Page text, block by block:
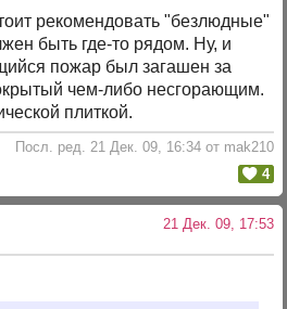
рекомендовать "безлюдные"
быть где-то рядом. Ну, и
пожар был загашен за
чем-либо несгорающим.
плиткой.
Посл. ред. 21 Дек. 09, 16:34 от mak210
4
21 Дек. 09, 17:53